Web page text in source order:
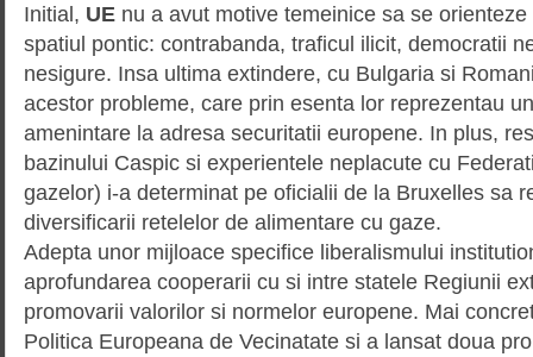
Initial, UE nu a avut motive temeinice sa se
spatiul pontic: contrabanda, traficul ilicit, democratii
nesigure. Insa ultima extindere, cu Bulgaria si
acestor probleme, care prin esenta lor reprezentau
amenintare la adresa securitatii europene. In plus,
bazinului Caspic si experientele neplacute cu
gazelor) i-a determinat pe oficialii de la Bruxelles sa
diversificarii retelelor de alimentare cu gaze.
Adepta unor mijloace specifice liberalismului
aprofundarea cooperarii cu si intre statele Regiunii
promovarii valorilor si normelor europene. Mai
Politica Europeana de Vecinatate si a lansat doua